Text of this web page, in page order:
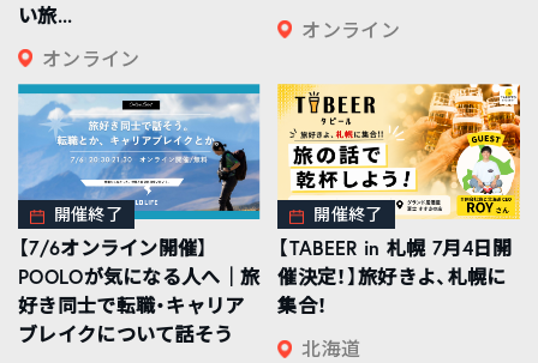
い旅...
オンライン
オンライン
開催終了
【7/6オンライン開催】
POOLOが気になる人へ｜旅
好き同士で転職・キャリア
ブレイクについて話そう
開催終了
【TABEER in 札幌 7月4日開
催決定！】旅好きよ、札幌に
集合！
北海道